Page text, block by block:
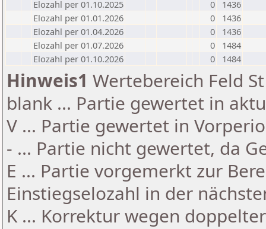
Elozahl per 01.10.2025
0
1436
Elozahl per 01.01.2026
0
1436
Elozahl per 01.04.2026
0
1436
Elozahl per 01.07.2026
0
1484
Elozahl per 01.10.2026
0 1484
Hinweis1 Wertebereich Feld
blank ... Partie gewertet in
V ... Partie gewertet in
- ... Partie nicht gewertet, da
E ... Partie vorgemerkt zur
Einstiegselozahl in der
K ... Korrektur wegen